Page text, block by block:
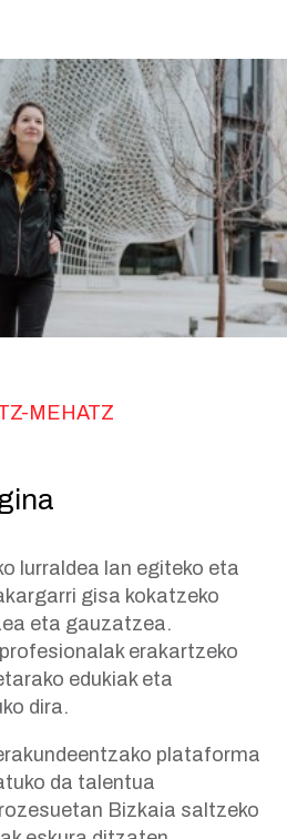
MEHATZ
lurraldea lan egiteko eta
gisa kokatzeko
eta gauzatzea.
erakartzeko
edukiak eta
dira.
plataforma
da talentua
Bizkaia saltzeko